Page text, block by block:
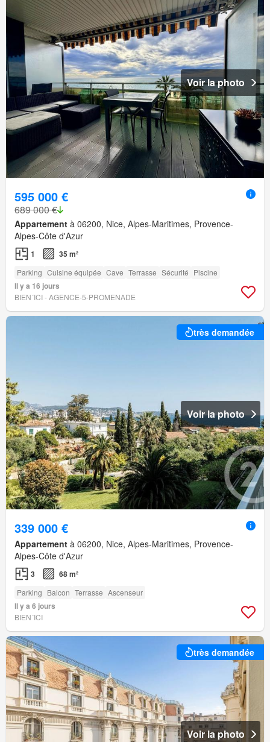
Voir la photo
595 000 €
689 000 €
Appartement à 06200, Nice, Alpes-Maritimes, Provence-
Alpes-Côte d'Azur
1 35 m²
Parking Cuisine équipée Cave Terrasse Sécurité Piscine
Il y a 16 jours
BIEN´ICI - AGENCE-5-PROMENADE
très demandée
Voir la photo
339 000 €
Appartement à 06200, Nice, Alpes-Maritimes, Provence-
Alpes-Côte d'Azur
3 68 m²
Parking Balcon Terrasse Ascenseur
Il y a 6 jours
BIEN´ICI
très demandée
Voir la photo